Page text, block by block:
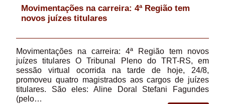
Movimentações na carreira: 4ª Região tem
novos juízes titulares
Movimentações na carreira: 4ª Região tem novos
juízes titulares O Tribunal Pleno do TRT-RS, em
sessão virtual ocorrida na tarde de hoje, 24/8,
promoveu quatro magistrados aos cargos de juízes
titulares. São eles: Aline Doral Stefani Fagundes
(pelo…